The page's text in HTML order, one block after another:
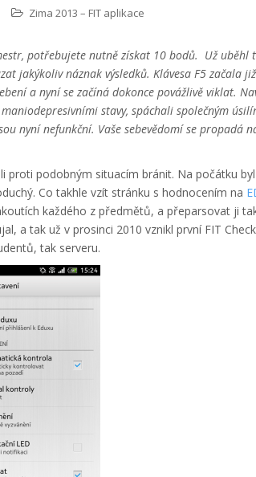
Zima 2013 – FIT aplikace
potřebujete nutně získat 10 bodů. Už uběhl
jakýkoliv náznak výsledků. Klávesa F5 začala
a nyní se začíná dokonce povážlivě viklat.
stavy, spáchali společným
nyní nefunkční. Vaše sebevědomí se propadá
proti podobným situacím bránit. Na počátku
Co takhle vzít stránku s hodnocením na
každého z předmětů, a přeparsovat ji
a tak už v prosinci 2010 vznikl první FIT
tak serveru.